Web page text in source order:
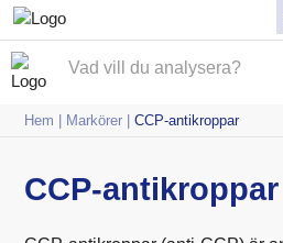
Hem | Markörer |CCP-antikroppar
CCP-antikroppar